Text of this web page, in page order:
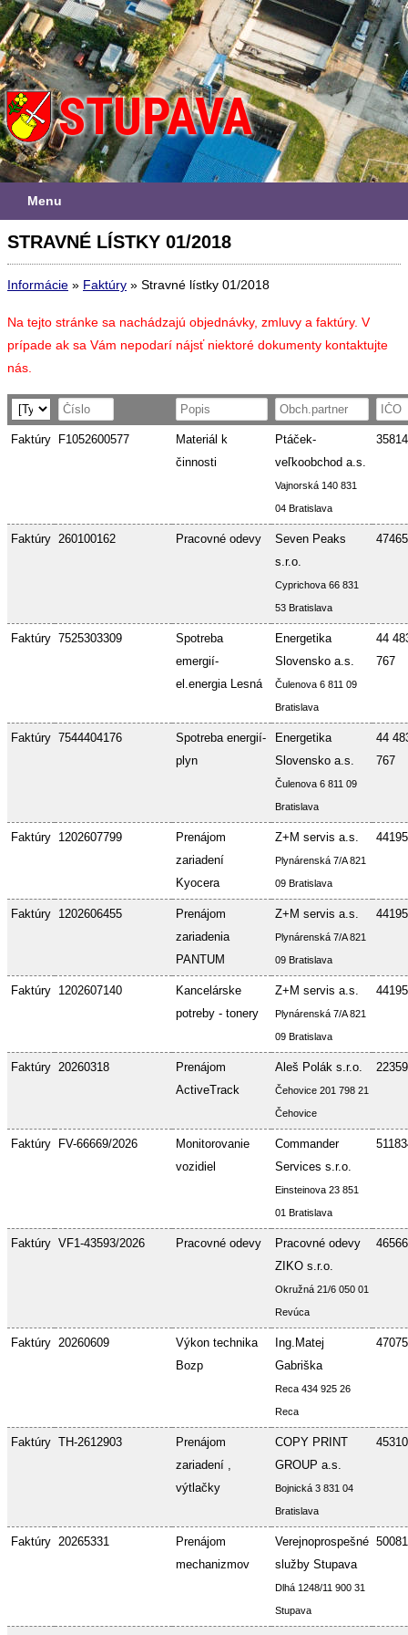
Menu
STRAVNÉ LÍSTKY 01/2018
Informácie » Faktúry » Stravné lístky 01/2018
Na tejto stránke sa nachádzajú objednávky, zmluvy a faktúry. V
prípade ak sa Vám nepodarí nájsť niektoré dokumenty kontaktujte
nás.
Faktúry F1052600577
Materiál k
činnosti
Ptáček-
veľkoobchod a.s.
Vajnorská 140 831
04 Bratislava
Faktúry 260100162 Pracovné odevy
Seven Peaks
s.r.o.
Cyprichova 66 831
53 Bratislava
Faktúry 7525303309
Spotreba
emergií-
el.energia Lesná
Energetika
Slovensko a.s.
Čulenova 6 811 09
Bratislava
44
767
Faktúry 7544404176
Spotreba energií-
plyn
Energetika
Slovensko a.s.
Čulenova 6 811 09
Bratislava
44
767
Faktúry 1202607799
Prenájom
zariadení
Kyocera
Z+M servis a.s.
Plynárenská 7/A 821
09 Bratislava
Faktúry 1202606455
Prenájom
zariadenia
PANTUM
Z+M servis a.s.
Plynárenská 7/A 821
09 Bratislava
Faktúry 1202607140
Kancelárske
potreby - tonery
Z+M servis a.s.
Plynárenská 7/A 821
09 Bratislava
Faktúry 20260318
Prenájom
ActiveTrack
Aleš Polák s.r.o.
Čehovice 201 798 21
Čehovice
Faktúry FV-66669/2026
Monitorovanie
vozidiel
Commander
Services s.r.o.
Einsteinova 23 851
01 Bratislava
Faktúry VF1-43593/2026 Pracovné odevy
Pracovné odevy
ZIKO s.r.o.
Okružná 21/6 050 01
Revúca
Faktúry 20260609
Výkon technika
Bozp
Ing.Matej
Gabriška
Reca 434 925 26
Reca
Faktúry TH-2612903
Prenájom
zariadení ,
výtlačky
COPY PRINT
GROUP a.s.
Bojnická 3 831 04
Bratislava
Faktúry 20265331
Prenájom
mechanizmov
Verejnoprospešné
služby Stupava
Dlhá 1248/11 900 31
Stupava